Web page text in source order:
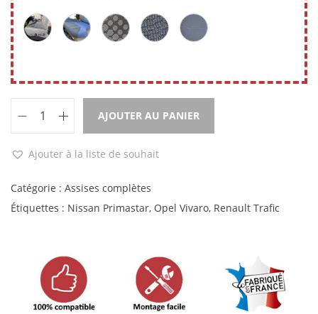
AJOUTER AU PANIER
Ajouter à la liste de souhait
Catégorie : Assises complètes
Étiquettes : Nissan Primastar, Opel Vivaro, Renault Trafic